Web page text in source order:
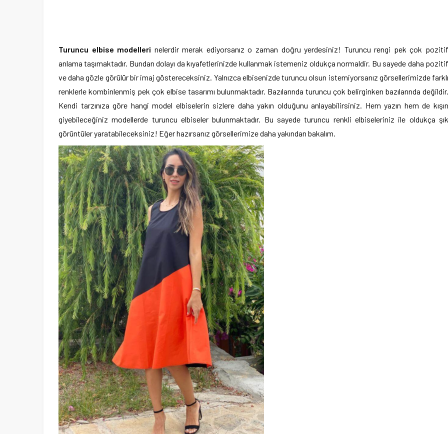
Turuncu elbise modelleri nelerdir merak ediyorsanız o zaman doğru yerdesiniz! Turuncu rengi pek çok pozitif
anlama taşımaktadır. Bundan dolayı da kıyafetlerinizde kullanmak istemeniz oldukça normaldir. Bu sayede daha pozitif
ve daha gözle görülür bir imaj göstereceksiniz. Yalnızca elbisenizde turuncu olsun istemiyorsanız görsellerimizde farklı
renklerle kombinlenmiş pek çok elbise tasarımı bulunmaktadır. Bazılarında turuncu çok belirginken bazılarında değildir.
Kendi tarzınıza göre hangi model elbiselerin sizlere daha yakın olduğunu anlayabilirsiniz. Hem yazın hem de kışın
giyebileceğiniz modellerde turuncu elbiseler bulunmaktadır. Bu sayede turuncu renkli elbiseleriniz ile oldukça şık
görüntüler yaratabileceksiniz! Eğer hazırsanız görsellerimize daha yakından bakalım.